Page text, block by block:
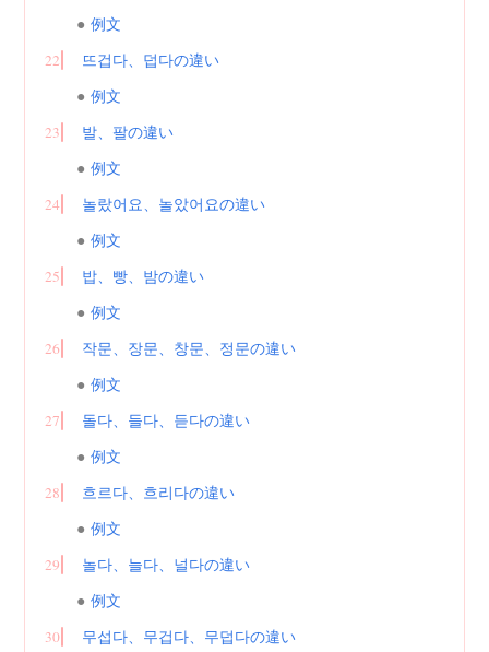
例文
22
뜨겁다、덥다の違い
例文
23
발、팔の違い
例文
24
놀랐어요、놀았어요の違い
例文
25
밥、빵、밤の違い
例文
26
작문、장문、창문、정문の違い
例文
27
돌다、들다、듣다の違い
例文
28
흐르다、흐리다の違い
例文
29
놀다、늘다、널다の違い
例文
30
무섭다、무겁다、무덥다の違い